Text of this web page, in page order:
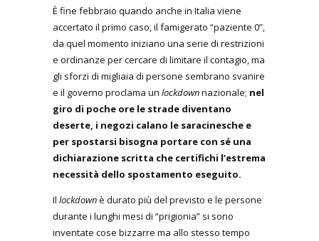
È fine febbraio quando anche in Italia viene
accertato il primo caso, il famigerato “paziente 0”,
da quel momento iniziano una serie di restrizioni
e ordinanze per cercare di limitare il contagio, ma
gli sforzi di migliaia di persone sembrano svanire
e il governo proclama un lockdownnazionale; nel
giro di poche ore le strade diventano
deserte, i negozi calano le saracinesche e
per spostarsi bisogna portare con sé una
dichiarazione scritta che certifichi l’estrema
necessità dello spostamento eseguito.
Il lockdownè durato più del previsto e le persone
durante i lunghi mesi di “prigionia” si sono
inventate cose bizzarre ma allo stesso tempo